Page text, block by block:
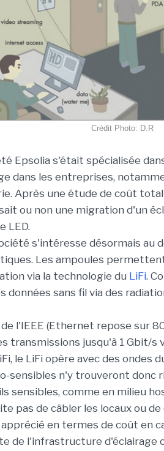
Crédit Photo: D.R
Epsolia s'était spécialisée
dans les entreprises,
Après une étude de coût total
ou non une migration d'un
LED.
s'intéresse désormais au
Les ampoules
via la technologie du LiFi.
données sans fil via des
l'IEEE (Ethernet repose sur
transmissions jusqu'à 1 Gbit/s
le LiFi opère avec des ondes
sensibles n'y trouveront donc
sensibles, comme en milieu
pas de câbler les locaux ou
en termes de coût en
de l'infrastructure d'éclairage